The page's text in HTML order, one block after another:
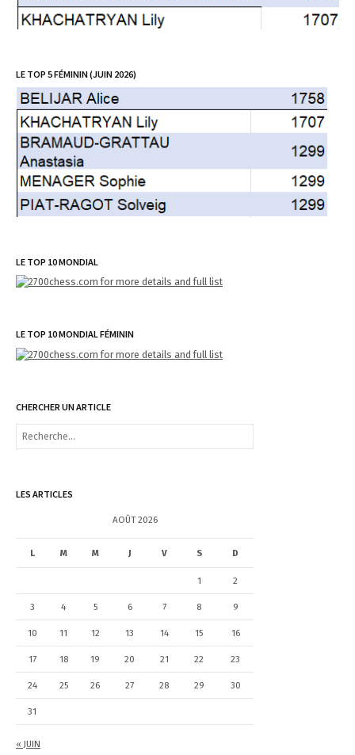
LE TOP 5 FÉMININ (JUIN 2026)
LE TOP 10 MONDIAL
LE TOP 10 MONDIAL FÉMININ
CHERCHER UN ARTICLE
R
r
e
LES ARTICLES
AOÛT 2026
L M M J V S D
« JUIN
1 2
3 4 5 6 7 8 9
10 11 12 13 14 15 16
17 18 19 20 21 22 23
24 25 26 27 28 29 30
31